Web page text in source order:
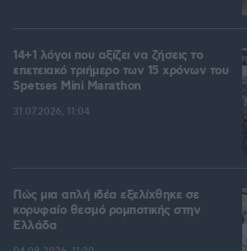
14+1 λόγοι που αξίζει να ζήσεις το
επετειακό τριήμερο των 15 χρόνων του
Spetses Mini Marathon
31.07.2026, 11:04
Πώς μια απλή ιδέα εξελίχθηκε σε
κορυφαίο θεσμό ρομποτικής στην
Ελλάδα